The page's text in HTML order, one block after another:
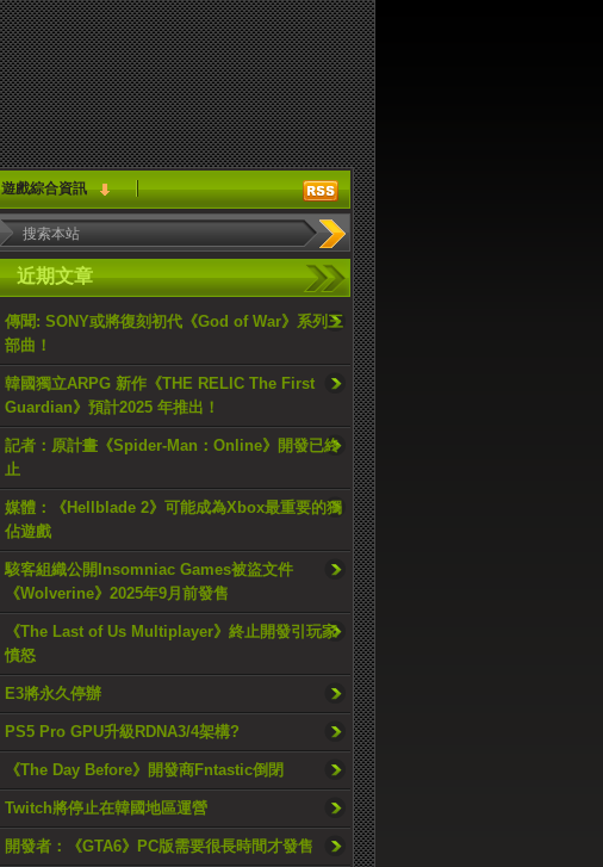
遊戲綜合資訊
近期文章
傳聞: SONY或將復刻初代《God of War》系列三
部曲！
韓國獨立ARPG 新作《THE RELIC The First
Guardian》預計2025 年推出！
記者：原計畫《Spider-Man：Online》開發已終
止
媒體：《Hellblade 2》可能成為Xbox最重要的獨
佔遊戲
駭客組織公開Insomniac Games被盜文件
《Wolverine》2025年9月前發售
《The Last of Us Multiplayer》終止開發引玩家
憤怒
E3將永久停辦
PS5 Pro GPU升級RDNA3/4架構?
《The Day Before》開發商Fntastic倒閉
Twitch將停止在韓國地區運營
開發者：《GTA6》PC版需要很長時間才發售